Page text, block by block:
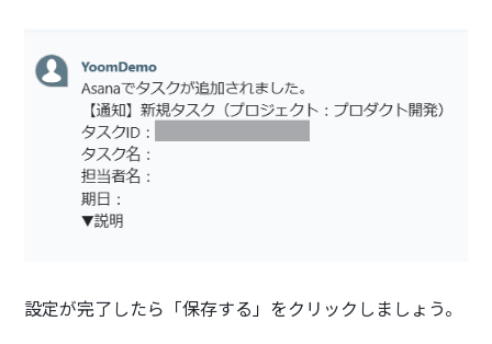
設定が完了したら「保存する」をクリックしましょう。